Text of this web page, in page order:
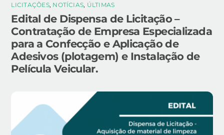
LICITAÇÕES, NOTÍCIAS, ÚLTIMAS
Edital de Dispensa de Licitação –
Contratação de Empresa Especializada
para a Confecção e Aplicação de
Adesivos (plotagem) e Instalação de
Película Veicular.